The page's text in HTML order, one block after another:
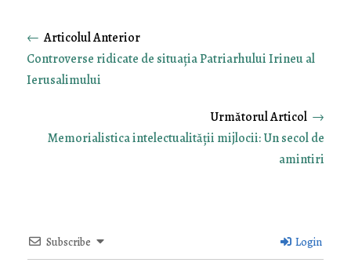
←
Controverse ridicate de situația Patriarhului Irineu al
Ierusalimului
Memorialistica intelectualităţii mijlocii: Un secol de
amintiri
→
Subscribe Login